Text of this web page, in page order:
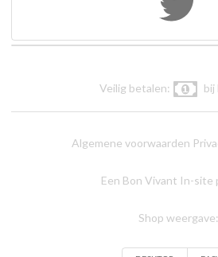
Veilig betalen: bij
Algemene voorwaarden
Een Bon Vivant In-site
Shop weergave: